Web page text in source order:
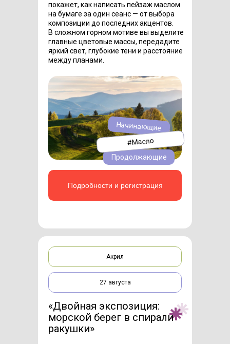
Подробности и регистрация
покажет, как написать пейзаж маслом
на бумаге за один сеанс — от выбора
композиции до последних акцентов.
В сложном горном мотиве вы выделите
главные цветовые массы, передадите
яркий свет, глубокие тени и расстояние
между планами.
Продолжающие
Начинающие
#Масло
27 августа
Акрил
«Двойная экспозиция:
морской берег в спирали
ракушки»